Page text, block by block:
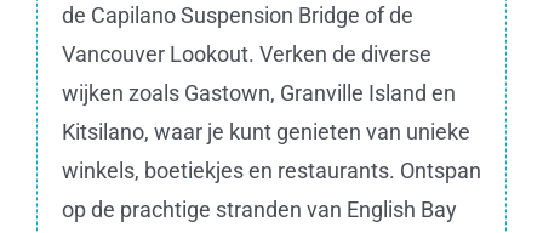
de Capilano Suspension Bridge of de
Vancouver Lookout. Verken de diverse
wijken zoals Gastown, Granville Island en
Kitsilano, waar je kunt genieten van unieke
winkels, boetiekjes en restaurants. Ontspan
op de prachtige stranden van English Bay